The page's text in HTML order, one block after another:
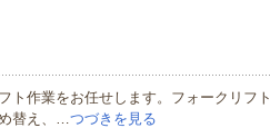
ト作業をお任せします。フォークリフト
替え、…つづきを見る